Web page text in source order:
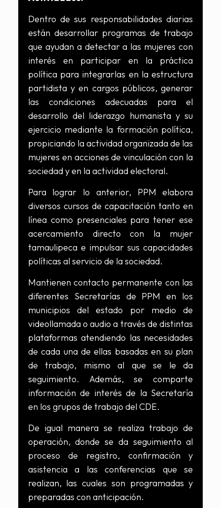
Dentro de sus responsabilidades diarias
están desarrollar programas de trabajo
que ayudan a detectar a las mujeres con
interés en participar en la práctica
política para integrarlas en la estructura
partidista y en cargos públicos, generar
las condiciones adecuadas para el
desarrollo del liderazgo humanista y su
ejercicio mediante la formación política,
propiciando la actividad organizada de las
mujeres en acciones de vinculación con la
sociedad y en la actividad electoral.
Para lograr lo anterior, PPM elabora
diversos cursos de capacitación tanto en
línea como presenciales para tener ese
acercamiento directo con la mujer
tamaulipeca e impulsar sus capacidades
políticas al servicio de la sociedad.
Mantienen contacto permanente con las
diferentes Secretarías de PPM en los
municipios del estado por medio de
videollamada o audio a través de distintas
plataformas atendiendo las necesidades
de cada una de ellas basadas en su plan
de trabajo, mismo al que se le da
seguimiento. Además, se comparte
información de interés de la Secretaría
en los grupos de trabajo del CDE.
De igual manera se realiza trabajo de
operación, donde se da seguimiento al
proceso de registro, confirmación y
asistencia a las conferencias que se
realizan, las cuales son programadas y
preparadas con anticipación.